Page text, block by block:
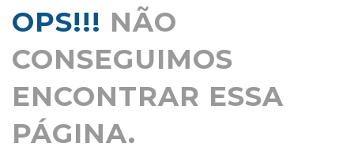
OPS!!! NÃO
CONSEGUIMOS
ENCONTRAR ESSA
PÁGINA.